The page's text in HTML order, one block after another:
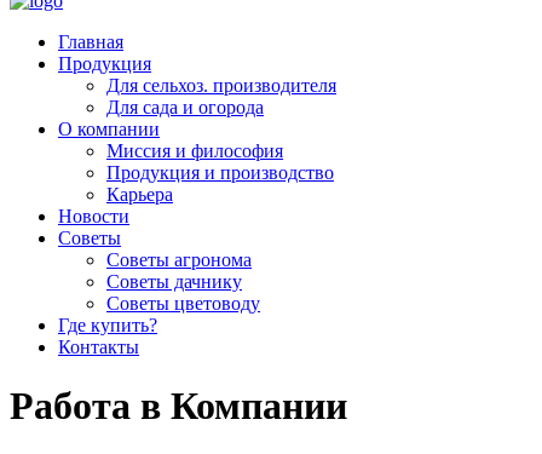
Главная
Продукция
Для сельхоз. производителя
Для сада и огорода
О компании
Миссия и философия
Продукция и производство
Карьера
Новости
Советы
Советы агронома
Советы дачнику
Советы цветоводу
Где купить?
Контакты
Работа в Компании